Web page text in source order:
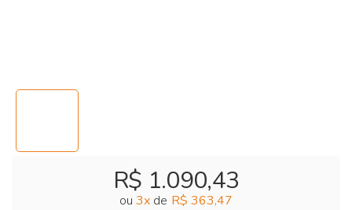
R$ 1.090,43
ou 3x de R$ 363,47